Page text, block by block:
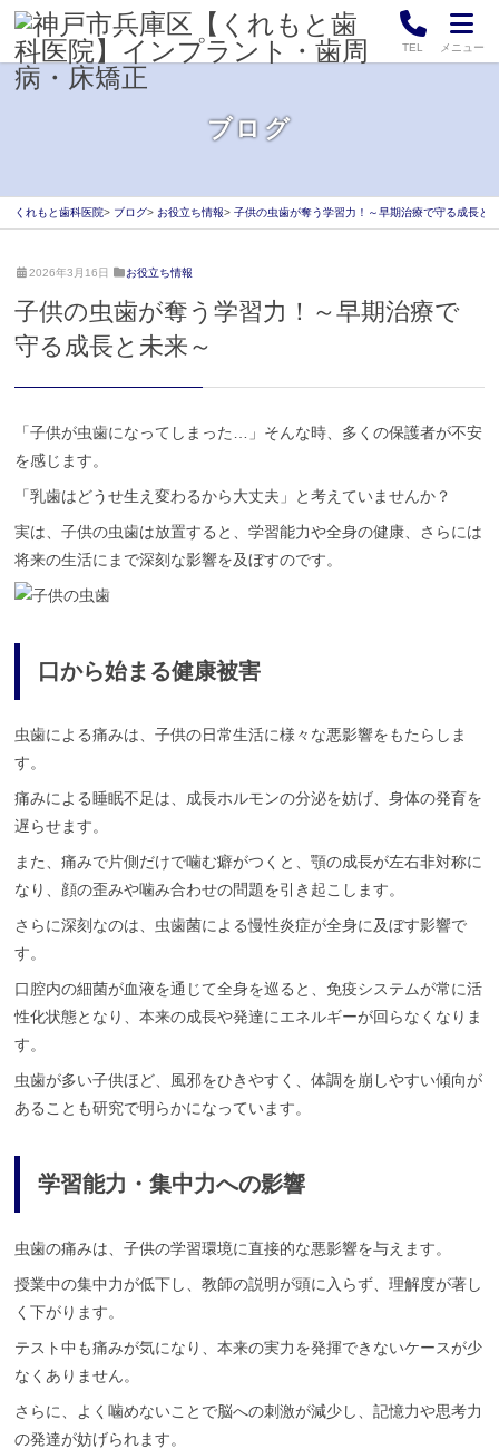
TEL メニュー
ブログ
くれもと歯科医院 ブログ お役立ち情報 子供の虫歯が奪う学習力！～早期治療で守る成長と
2026年3月16日 お役立ち情報
2
年
月
7
も
歯
医
子供の虫歯が奪う学習力！～早期治療で
守る成長と未来～
「子供が虫歯になってしまった…」そんな時、多くの保護者が不安
を感じます。
「乳歯はどうせ生え変わるから大丈夫」と考えていませんか？
実は、子供の虫歯は放置すると、学習能力や全身の健康、さらには
将来の生活にまで深刻な影響を及ぼすのです。
口から始まる健康被害
虫歯による痛みは、子供の日常生活に様々な悪影響をもたらしま
す。
痛みによる睡眠不足は、成長ホルモンの分泌を妨げ、身体の発育を
遅らせます。
また、痛みで片側だけで噛む癖がつくと、顎の成長が左右非対称に
なり、顔の歪みや噛み合わせの問題を引き起こします。
さらに深刻なのは、虫歯菌による慢性炎症が全身に及ぼす影響で
す。
口腔内の細菌が血液を通じて全身を巡ると、免疫システムが常に活
性化状態となり、本来の成長や発達にエネルギーが回らなくなりま
す。
虫歯が多い子供ほど、風邪をひきやすく、体調を崩しやすい傾向が
あることも研究で明らかになっています。
学習能力・集中力への影響
虫歯の痛みは、子供の学習環境に直接的な悪影響を与えます。
授業中の集中力が低下し、教師の説明が頭に入らず、理解度が著し
く下がります。
テスト中も痛みが気になり、本来の実力を発揮できないケースが少
なくありません。
さらに、よく噛めないことで脳への刺激が減少し、記憶力や思考力
の発達が妨げられます。